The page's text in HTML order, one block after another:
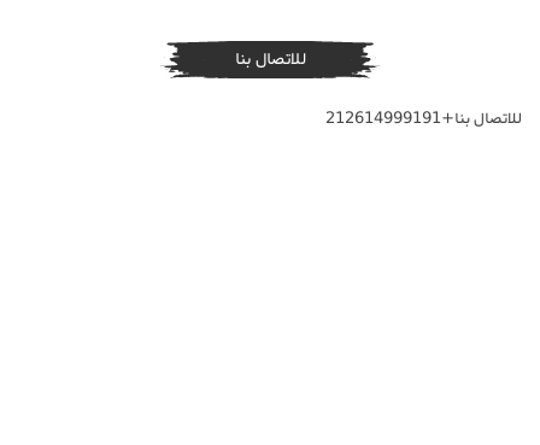
للاتصال بنا
للاتصال بنا+212614999191